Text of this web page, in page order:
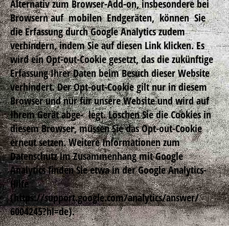
Alternativ zum Browser-Add-on, insbesondere bei
Browsern auf mobilen Endgeräten, können Sie
die Erfassung durch Google Analytics zudem
verhindern, indem Sie auf diesen Link klicken. Es
wird ein Opt-out-Cookie gesetzt, das die zukünftige
Erfassung Ihrer Daten beim Besuch dieser Website
verhindert. Der Opt-out-Cookie gilt nur in diesem
Browser und nur für unsere Website und wird auf
Ihrem Gerät abge- legt. Löschen Sie die Cookies in
diesem Browser, müssen Sie das Opt-out-Cookie
erneut setzen. Weitere Informationen zum
Datenschutz im Zusammenhang mit Google
Analytics finden Sie etwa in der Google Analytics-
Hilfe
(https://support.google.com/analytics/answer/
6004245?hl=de).